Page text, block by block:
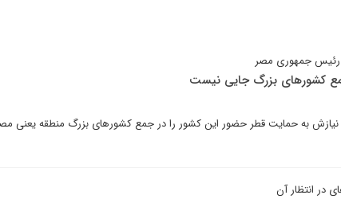
رئیس جمهوری مصر
کشورهای بزرگ جایی نیست
به حمایت قطر حضور این کشور را در جمع کشورهای بزرگ منطقه یعنی
در انتظار آن